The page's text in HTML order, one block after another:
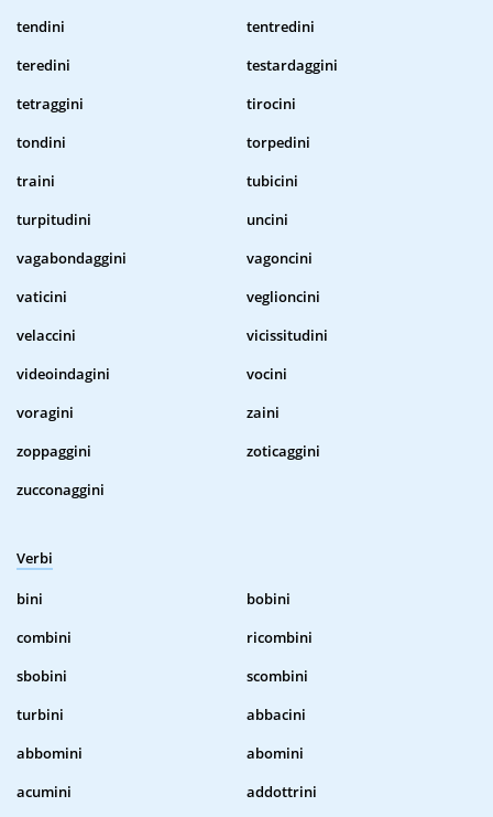
tendini
tentredini
teredini
testardaggini
tetraggini
tirocini
tondini
torpedini
traini
tubicini
turpitudini
uncini
vagabondaggini
vagoncini
vaticini
veglioncini
velaccini
vicissitudini
videoindagini
vocini
voragini
zaini
zoppaggini
zoticaggini
zucconaggini
Verbi
bini
bobini
combini
ricombini
sbobini
scombini
turbini
abbacini
abbomini
abomini
acumini
addottrini